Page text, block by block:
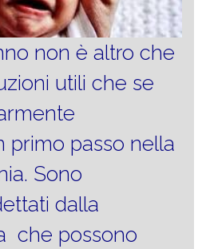
non è altro che
utili che se
primo passo nella
Sono
dalla
che possono